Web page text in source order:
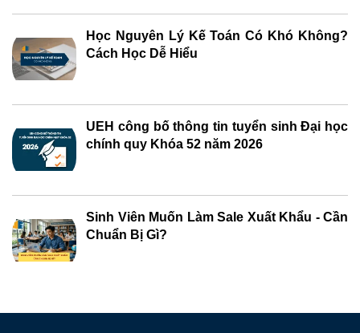
Học Nguyên Lý Kế Toán Có Khó Không?
Cách Học Dễ Hiểu
UEH công bố thông tin tuyển sinh Đại học
chính quy Khóa 52 năm 2026
Sinh Viên Muốn Làm Sale Xuất Khẩu - Cần
Chuẩn Bị Gì?